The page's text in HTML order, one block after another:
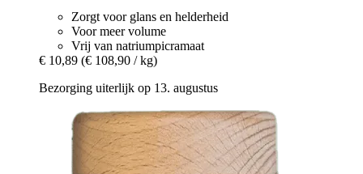
Zorgt voor glans en helderheid
Voor meer volume
Vrij van natriumpicramaat
€ 10,89 (€ 108,90 / kg)
Bezorging uiterlijk op 13. augustus